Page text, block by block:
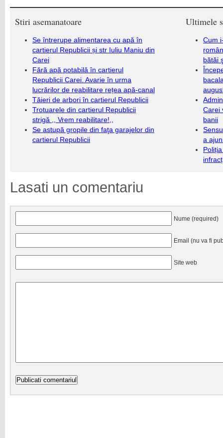
Stiri asemanatoare
Se întrerupe alimentarea cu apă în
cartierul Republicii și str Iuliu Maniu din
Carei
Fără apă potabilă în cartierul
Republicii Carei. Avarie în urma
lucrărilor de reabilitare rețea apă-canal
Tăieri de arbori în cartierul Republicii
Trotuarele din cartierul Republicii
strigă ,, Vrem reabilitare!,,
Se astupă gropile din faţa garajelor din
cartierul Republicii
Ultimele
Cum
bătăi
Carei
banii
a
Lasati un comentariu
Nume (required)
Email (nu va fi
Site web